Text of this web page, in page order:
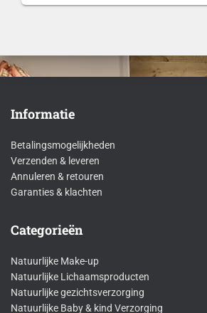
Informatie
Betalingsmogelijkheden
Verzenden & leveren
Annuleren & retouren
Garanties & klachten
Categorieën
Natuurlijke Make-up
Natuurlijke Lichaamsproducten
Natuurlijke gezichtsverzorging
Natuurlijke Baby & kind Verzorging